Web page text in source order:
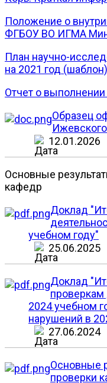
Положение о
ФГБОУ ВО ИГМА
План научно-
на 2021 год (шаблон)
Отчет о
Образец
12.01.2026
Основные
кафедр
Доклад
учебном году"
25.06.2025
Доклад
проверкам
2024 учебном
нарушений в
27.06.2024
Основные
проверки